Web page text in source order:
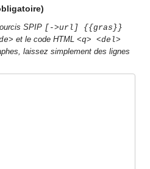
SPIP [->url] {{gras}}
et le code HTML<q> <del>
laissez simplement des lignes